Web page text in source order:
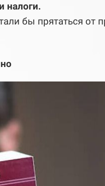
налоги.
бы прятаться от